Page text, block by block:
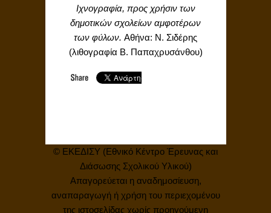
Ιχνογραφία, προς χρήσιν των
δημοτικών σχολείων αμφοτέρων
των φύλων. Αθήνα: Ν. Σιδέρης
(λιθογραφία Β. Παπαχρυσάνθου)
© ΕΚΕΔΙΣΥ (Εθνικό Κέντρο Έρευνας και
Διάσωσης Σχολικού Υλικού)
Απαγορεύεται η αναδημοσίευση,
αναπαραγωγή ή χρήση του περιεχομένου
της ιστοσελίδας χωρίς προηγούμενη